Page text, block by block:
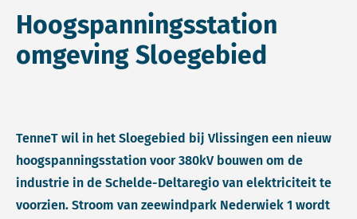
Hoogspanningsstation
omgeving Sloegebied
TenneT wil in het Sloegebied bij Vlissingen een nieuw
hoogspanningsstation voor 380kV bouwen om de
industrie in de Schelde-Deltaregio van elektriciteit te
voorzien. Stroom van zeewindpark Nederwiek 1 wordt